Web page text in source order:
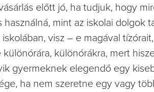
előtt jó, ha tudjuk, hogy
használná, mint az iskolai dolgok
visz – e magával
különórára, különórákra, mert
gyermeknek elegendő egy
ha nem szeretne egy vagy